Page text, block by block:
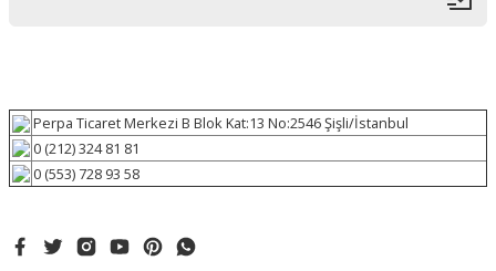
Perpa Ticaret Merkezi B Blok Kat:13 No:2546 Şişli/İstanbul
0 (212) 324 81 81
0 (553) 728 93 58